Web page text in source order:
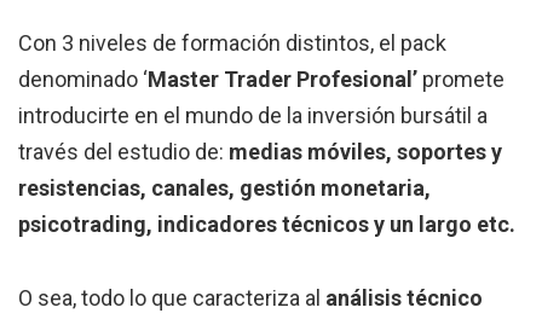
Con 3 niveles de formación distintos, el pack
denominado ‘Master Trader Profesional’ promete
introducirte en el mundo de la inversión bursátil a
través del estudio de: medias móviles, soportes y
resistencias, canales, gestión monetaria,
psicotrading, indicadores técnicos y un largo etc.
O sea, todo lo que caracteriza al análisis técnico